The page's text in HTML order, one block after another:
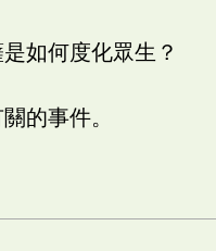
如何度化眾生？
的事件。